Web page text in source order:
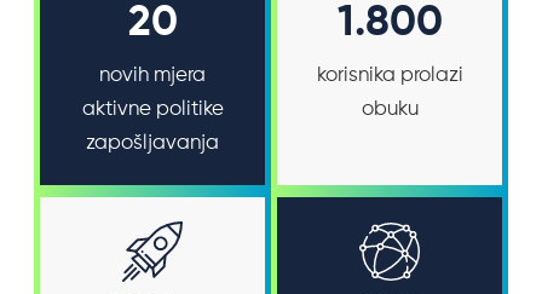
20
novih mjera
aktivne politike
zapošljavanja
1.800
korisnika prolazi
obuku